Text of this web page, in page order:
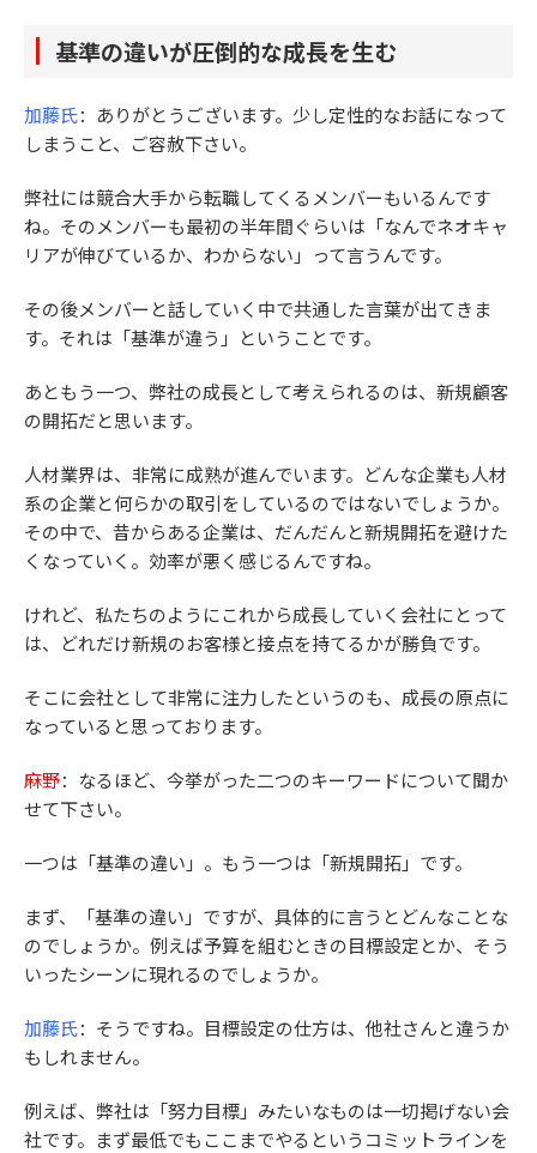
基準の違いが圧倒的な成長を生む
加藤氏：ありがとうございます。少し定性的なお話になって
しまうこと、ご容赦下さい。
弊社には競合大手から転職してくるメンバーもいるんです
ね。そのメンバーも最初の半年間ぐらいは「なんでネオキャ
リアが伸びているか、わからない」って言うんです。
その後メンバーと話していく中で共通した言葉が出てきま
す。それは「基準が違う」ということです。
あともう一つ、弊社の成長として考えられるのは、新規顧客
の開拓だと思います。
人材業界は、非常に成熟が進んでいます。どんな企業も人材
系の企業と何らかの取引をしているのではないでしょうか。
その中で、昔からある企業は、だんだんと新規開拓を避けた
くなっていく。効率が悪く感じるんですね。
けれど、私たちのようにこれから成長していく会社にとって
は、どれだけ新規のお客様と接点を持てるかが勝負です。
そこに会社として非常に注力したというのも、成長の原点に
なっていると思っております。
麻野：なるほど、今挙がった二つのキーワードについて聞か
せて下さい。
一つは「基準の違い」。もう一つは「新規開拓」です。
まず、「基準の違い」ですが、具体的に言うとどんなことな
のでしょうか。例えば予算を組むときの目標設定とか、そう
いったシーンに現れるのでしょうか。
加藤氏：そうですね。目標設定の仕方は、他社さんと違うか
もしれません。
例えば、弊社は「努力目標」みたいなものは一切掲げない会
社です。まず最低でもここまでやるというコミットラインを